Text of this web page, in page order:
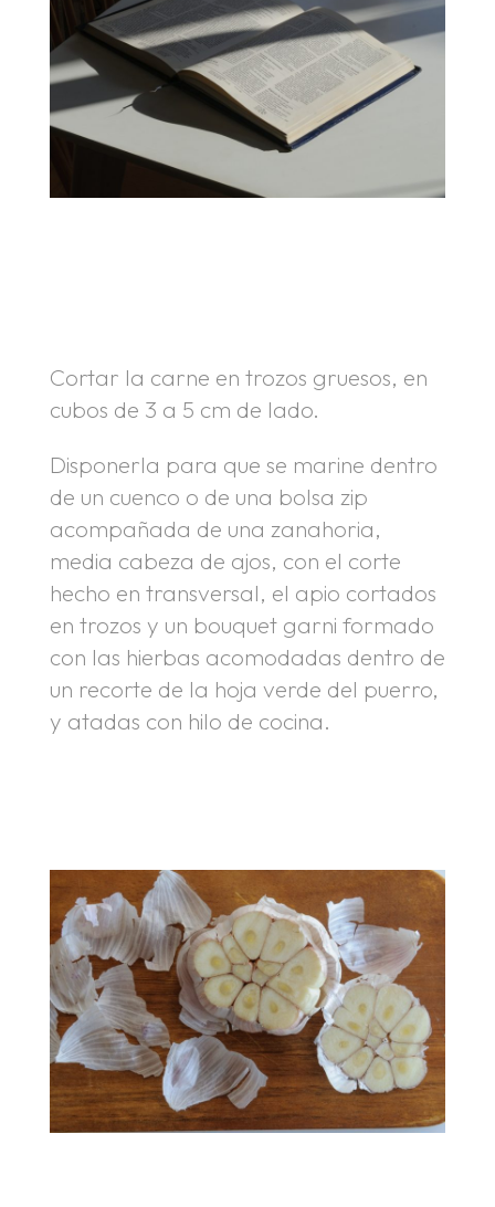
Cortar la carne en trozos gruesos, en
cubos de 3 a 5 cm de lado.
Disponerla para que se marine dentro
de un cuenco o de una bolsa zip
acompañada de una zanahoria,
media cabeza de ajos, con el corte
hecho en transversal, el apio cortados
en trozos y un bouquet garni formado
con las hierbas acomodadas dentro de
un recorte de la hoja verde del puerro,
y atadas con hilo de cocina.